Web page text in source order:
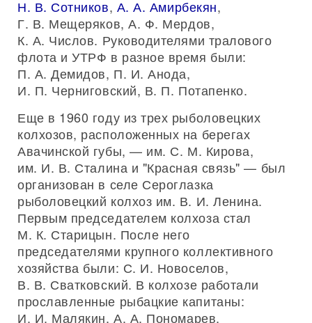
Н. В. Сотников, А. А. Амирбекян,
Г. В. Мещеряков, А. Ф. Мердов,
К. А. Числов. Руководителями тралового
флота и УТРФ в разное время были:
П. А. Демидов, П. И. Анода,
И. П. Черниговский, В. П. Потапенко.
Еще в 1960 году из трех рыболовецких
колхозов, расположенных на берегах
Авачинской губы, — им. С. М. Кирова,
им. И. В. Сталина и "Красная связь" — был
организован в селе Сероглазка
рыболовецкий колхоз им. В. И. Ленина.
Первым председателем колхоза стал
М. К. Старицын. После него
председателями крупного коллективного
хозяйства были: С. И. Новоселов,
В. В. Сватковский. В колхозе работали
прославленные рыбацкие капитаны:
И. И. Малякин, А. А. Пономарев,